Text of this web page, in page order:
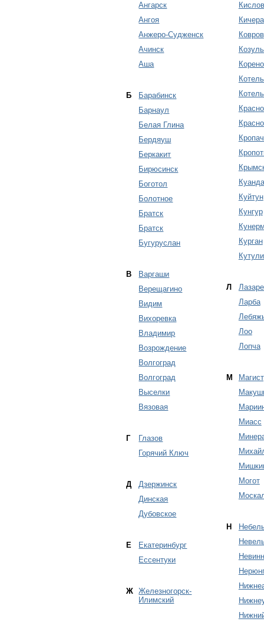
Ангарск
Ангоя
Анжеро-Судженск
Ачинск
Аша
Б
Барабинск
Барнаул
Белая Глина
Бердяуш
Беркакит
Бирюсинск
Боготол
Болотное
Братск
Братск
Бугуруслан
В
Варгаши
Верещагино
Видим
Вихоревка
Владимир
Возрождение
Волгоград
Волгоград
Выселки
Вязовая
Г
Глазов
Горячий Ключ
Д
Дзержинск
Динская
Дубовское
Е
Екатеринбург
Ессентуки
Ж
Железногорск-
Илимский
Кичера
Ковров
Куанда
Куйтун
Кунгур
Курган
Л
Ларба
Лоо
Лопча
М
Миасс
Могот
Н